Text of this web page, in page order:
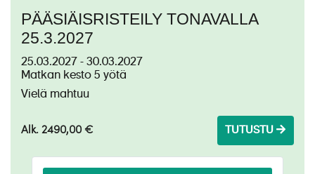
PÄÄSIÄISRISTEILY TONAVALLA
25.3.2027
25.03.2027 - 30.03.2027
Matkan kesto 5 yötä
Vielä mahtuu
Alk. 2490,00 € TUTUSTU